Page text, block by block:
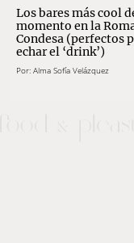
Los bares más cool
momento en la
Condesa (perfectos
echar el ‘drink’)
Por: Alma Sofía Velázquez